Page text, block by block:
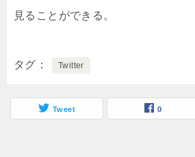
見ることができる。
タグ Twitter
Tweet 0